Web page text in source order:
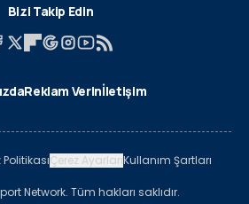
Bizi Takip Edin
Reklam Verinİletişim
PolitikasıÇerez AyarlarıKullanım Şartları
Network. Tüm hakları saklıdır.